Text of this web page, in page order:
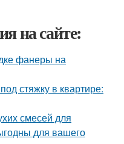
на сайте:
фанеры на
стяжку в квартире:
смесей для
для вашего